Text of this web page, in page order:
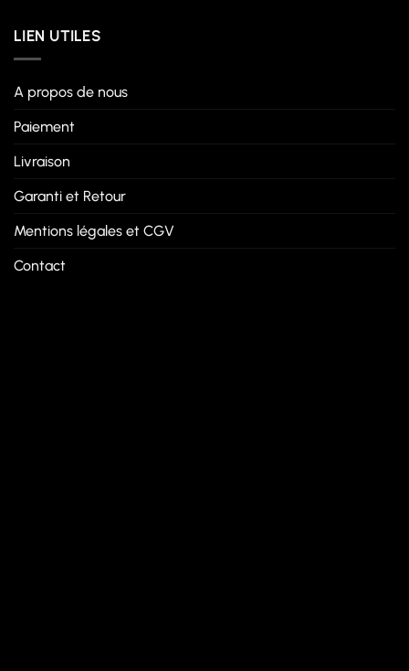
LIEN UTILES
A propos de nous
Paiement
Livraison
Garanti et Retour
Mentions légales et CGV
Contact